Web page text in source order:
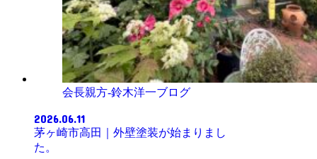
会長親方-鈴木洋一ブログ
2026.06.11
茅ヶ崎市高田｜外壁塗装が始まりまし
た。